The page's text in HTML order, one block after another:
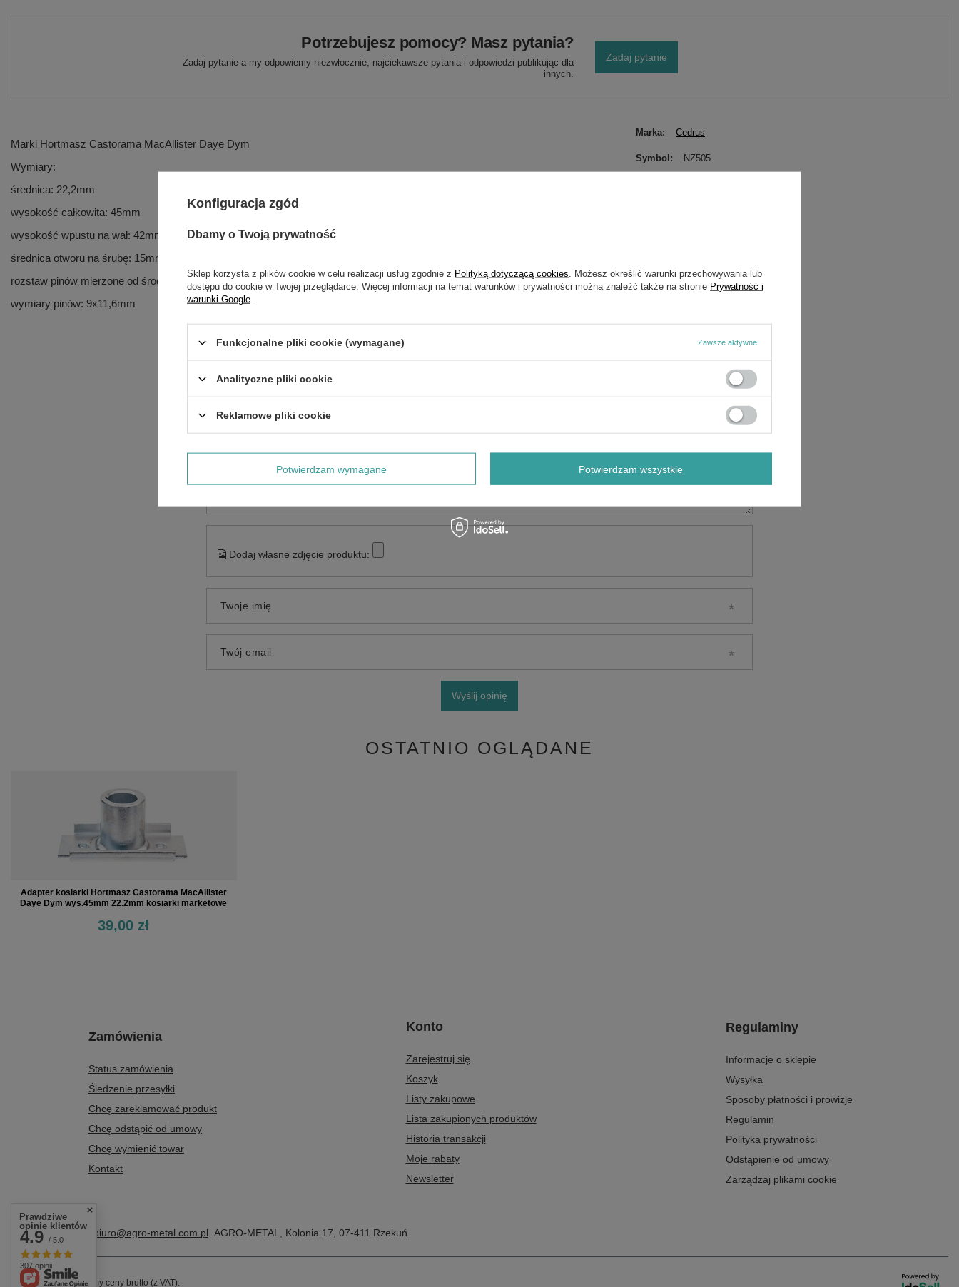
Potrzebujesz pomocy? Masz pytania?
Zadaj pytanie a my odpowiemy niezwłocznie, najciekawsze pytania i odpowiedzi publikując dla
innych.
Zadaj pytanie
Marki Hortmasz Castorama MacAllister Daye Dym
Wymiary:
średnica: 22,2mm
wysokość całkowita: 45mm
wysokość wpustu na wał: 42mm
średnica otworu na śrubę: 15mm
rozstaw pinów mierzone od środka: 62
wymiary pinów: 9x11,6mm
Marka Cedrus
Symbol NZ505
Dodaj własne zdjęcie produktu:
Twoje imię
Twój email
Wyślij opinię
OSTATNIO OGLĄDANE
Adapter kosiarki Hortmasz Castorama MacAllister
Daye Dym wys.45mm 22.2mm kosiarki marketowe
39,00 zł
Zamówienia
Status zamówienia
Śledzenie przesyłki
Chcę zareklamować produkt
Chcę odstąpić od umowy
Chcę wymienić towar
Kontakt
Konto
Zarejestruj się
Koszyk
Listy zakupowe
Lista zakupionych produktów
Historia transakcji
Moje rabaty
Newsletter
Regulaminy
Informacje o sklepie
Wysyłka
Sposoby płatności i prowizje
Regulamin
Polityka prywatności
Odstąpienie od umowy
Zarządzaj plikami cookie
+48 604 284 876 biuro@agro-metal.com.pl AGRO-METAL Kolonia 17 07-411 Rzekuń
W sklepie prezentujemy ceny brutto (z VAT).
Prawdziwe
opinie klientów
4.9 / 5.0
307 opinii
Konfiguracja zgód
Dbamy o Twoją prywatność
Sklep korzysta z plików cookie w celu realizacji usług zgodnie z Polityką dotyczącą cookies . Możesz określić warunki przechowywania lub
dostępu do cookie w Twojej przeglądarce. Więcej informacji na temat warunków i prywatności można znaleźć także na stronie Prywatność i
warunki Google
Funkcjonalne pliki cookie (wymagane) Zawsze aktywne
Analityczne pliki cookie
Reklamowe pliki cookie
Potwierdzam wymagane Potwierdzam wszystkie